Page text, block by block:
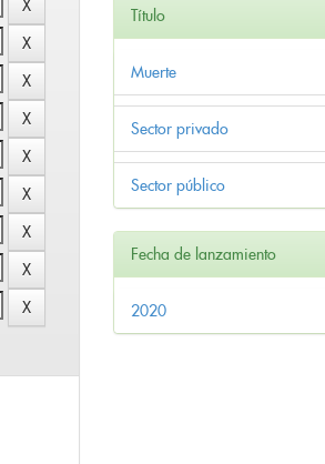
Título
Muerte
Sector privado
Sector público
Fecha de lanzamiento
2020